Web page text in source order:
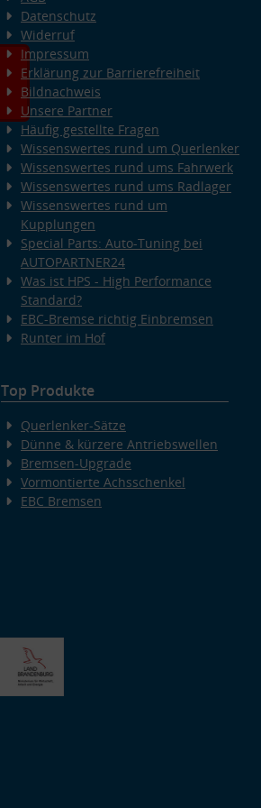
Datenschutz
Widerruf
Impressum
Erklärung zur Barrierefreiheit
Bildnachweis
Unsere Partner
Häufig gestellte Fragen
Wissenswertes rund um Querlenker
Wissenswertes rund ums Fahrwerk
Wissenswertes rund ums Radlager
Wissenswertes rund um
Kupplungen
Special Parts: Auto-Tuning bei
AUTOPARTNER24
Was ist HPS - High Performance
Standard?
EBC-Bremse richtig Einbremsen
Runter im Hof
Top Produkte
Querlenker-Sätze
Dünne & kürzere Antriebswellen
Bremsen-Upgrade
Vormontierte Achsschenkel
EBC Bremsen